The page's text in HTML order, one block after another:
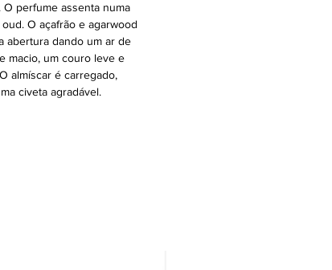
perfume assenta numa
O açafrão e agarwood
abertura dando um ar de
macio, um couro leve e
almíscar é carregado,
civeta agradável.